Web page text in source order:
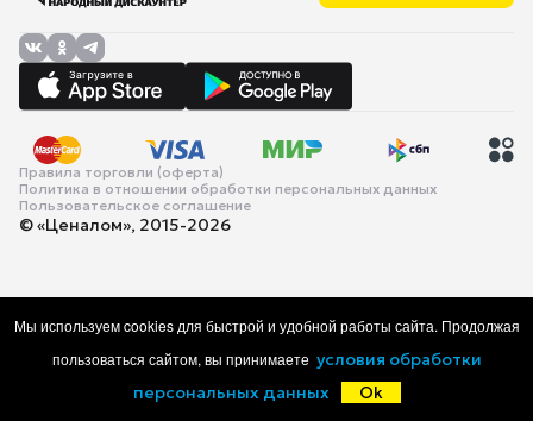
Правила торговли (оферта)
Политика в отношении обработки персональных данных
Пользовательское соглашение
© «Ценалом», 2015-2026
Каталог Корзина Избранное
Мы используем cookies для быстрой и удобной работы сайта. Продолжая
пользоваться сайтом, вы принимаете условия обработки
персональных данных
Ok